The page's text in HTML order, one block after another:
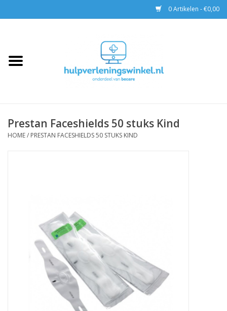
0 Artikelen - €0,00
EHBO
Prestan Faceshields 50 stuks Kind
HOME/ PRESTAN FACESHIELDS 50 STUKS KIND